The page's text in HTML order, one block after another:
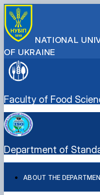
NATIONAL
OF UKRAINE
Faculty of Food
Department of
ABOUT THE
History of the
Educational program
Student scientific
Information for
EPP Quality,